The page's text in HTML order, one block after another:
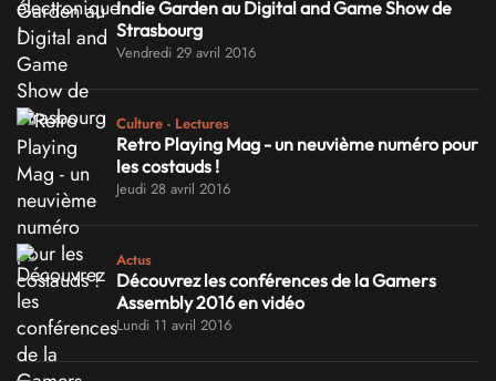
Indie Garden au Digital and Game Show de
Strasbourg
Vendredi 29 avril 2016
Culture - Lectures
Retro Playing Mag - un neuvième numéro pour
les costauds !
Jeudi 28 avril 2016
Actus
Découvrez les conférences de la Gamers
Assembly 2016 en vidéo
Lundi 11 avril 2016